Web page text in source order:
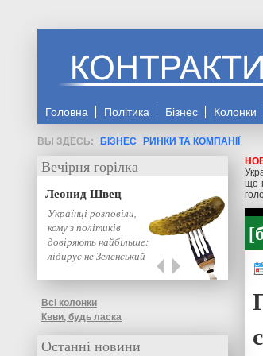
Головна Політика Бізнес Колонки
БІЗНЕС
РИНКИ ТА КОМПАНІЇ
що
Вечірня горілка
Леонид Швец
Українці розповіли,
кому з політиків
довіряють найбільше:
лідирує не Зеленський
Всі колонки
Квви, будь ласка
Останні новини